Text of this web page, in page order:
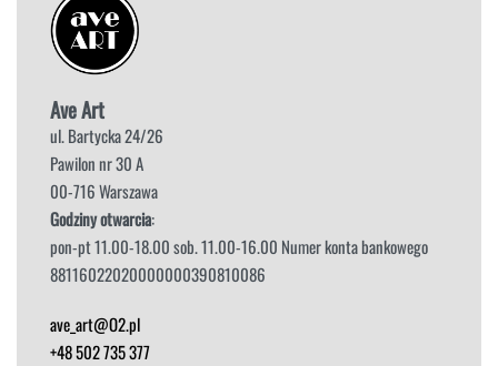
Ave Art
ul. Bartycka 24/26
Pawilon nr 30 A
00-716 Warszawa
Godziny otwarcia:
pon-pt 11.00-18.00 sob. 11.00-16.00 Numer konta bankowego
88116022020000000390810086
ave_art@O2.pl
+48 502 735 377